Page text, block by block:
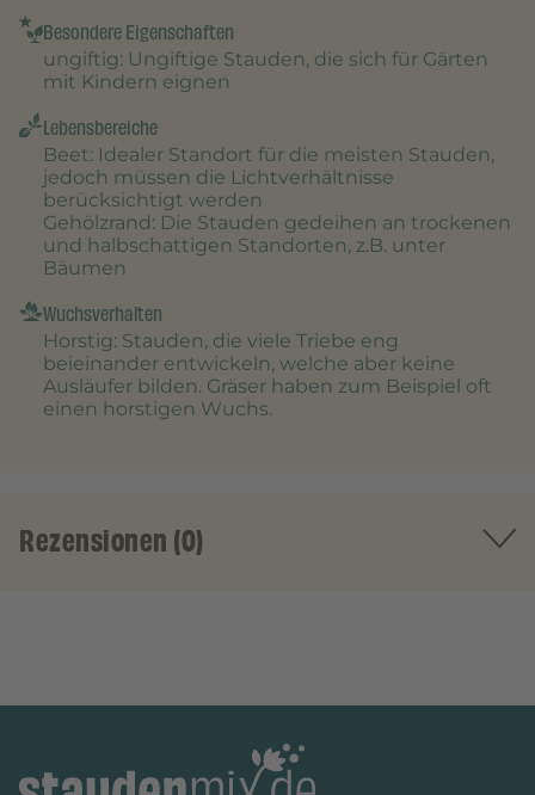
Besondere Eigenschaften
ungiftig: Ungiftige Stauden, die sich für Gärten
mit Kindern eignen
Lebensbereiche
Beet: Idealer Standort für die meisten Stauden,
jedoch müssen die Lichtverhältnisse
berücksichtigt werden
Gehölzrand : Die Stauden gedeihen an trockenen
und halbschattigen Standorten, z.B. unter
Bäumen
Wuchsverhalten
Horstig: Stauden, die viele Triebe eng
beieinander entwickeln, welche aber keine
Ausläufer bilden. Gräser haben zum Beispiel oft
einen horstigen Wuchs.
Rezensionen (0)